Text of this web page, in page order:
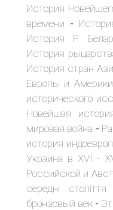
История
времени -
История Р.
История
История стран
Европы и Америки
исторического
Новейшая
мировая война -
история
Украина в XVI -
Российской и
середні
бронзовый век -